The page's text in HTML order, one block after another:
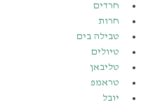
חרדים
חרות
טבילה בים
טיולים
טליבאן
טראמפ
יובל